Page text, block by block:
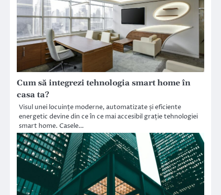
Cum să integrezi tehnologia smart home în
casa ta?
Visul unei locuințe moderne, automatizate și eficiente
energetic devine din ce în ce mai accesibil grație tehnologiei
smart home. Casele…